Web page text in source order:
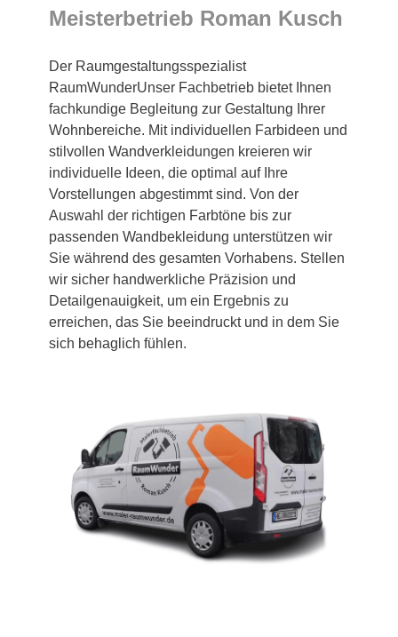
Meisterbetrieb Roman Kusch
Der Raumgestaltungsspezialist
RaumWunderUnser Fachbetrieb bietet Ihnen
fachkundige Begleitung zur Gestaltung Ihrer
Wohnbereiche. Mit individuellen Farbideen und
stilvollen Wandverkleidungen kreieren wir
individuelle Ideen, die optimal auf Ihre
Vorstellungen abgestimmt sind. Von der
Auswahl der richtigen Farbtöne bis zur
passenden Wandbekleidung unterstützen wir
Sie während des gesamten Vorhabens. Stellen
wir sicher handwerkliche Präzision und
Detailgenauigkeit, um ein Ergebnis zu
erreichen, das Sie beeindruckt und in dem Sie
sich behaglich fühlen.